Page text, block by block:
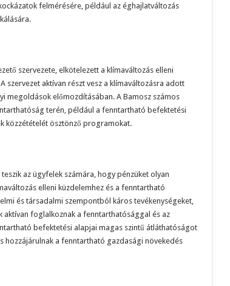
felmérésére, például az éghajlatváltozás
szervezete, elkötelezett a klímaváltozás elleni
szervezet aktívan részt vesz a klímaváltozásra adott
megoldások előmozdításában. A Bamosz számos
terén, például a fenntartható befektetési
közzétételét ösztönző programokat.
az ügyfelek számára, hogy pénzüket olyan
elleni küzdelemhez és a fenntartható
és társadalmi szempontból káros tevékenységeket,
aktívan foglalkoznak a fenntarthatósággal és az
befektetési alapjai magas szintű átláthatóságot
hozzájárulnak a fenntartható gazdasági növekedés